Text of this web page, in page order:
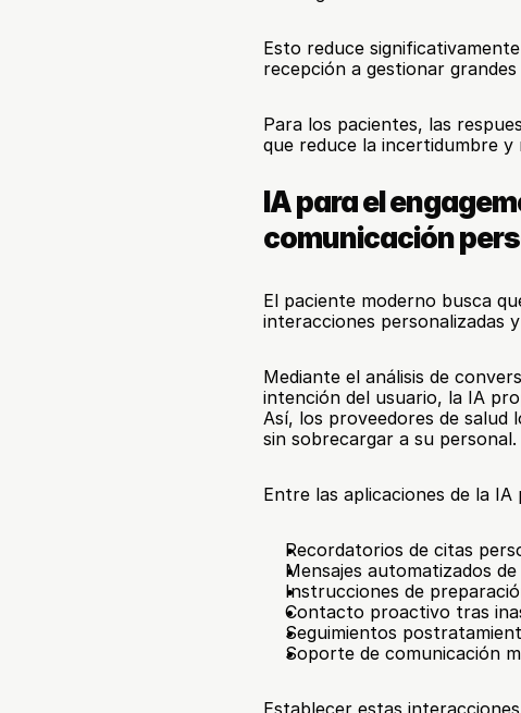
Esto reduce
recepción a gestionar
Para los pacientes, las
que reduce la incertidumbre y
IA para el
comunicación
El paciente moderno busca
interacciones personalizadas
Mediante el análisis de
intención del usuario, la IA
Así, los proveedores de
sin sobrecargar a su personal.
Entre las aplicaciones de la
Recordatorios de citas
Mensajes automatizados
Instrucciones de
Contacto proactivo tras
Seguimientos
Soporte de comunicación
Establecer estas